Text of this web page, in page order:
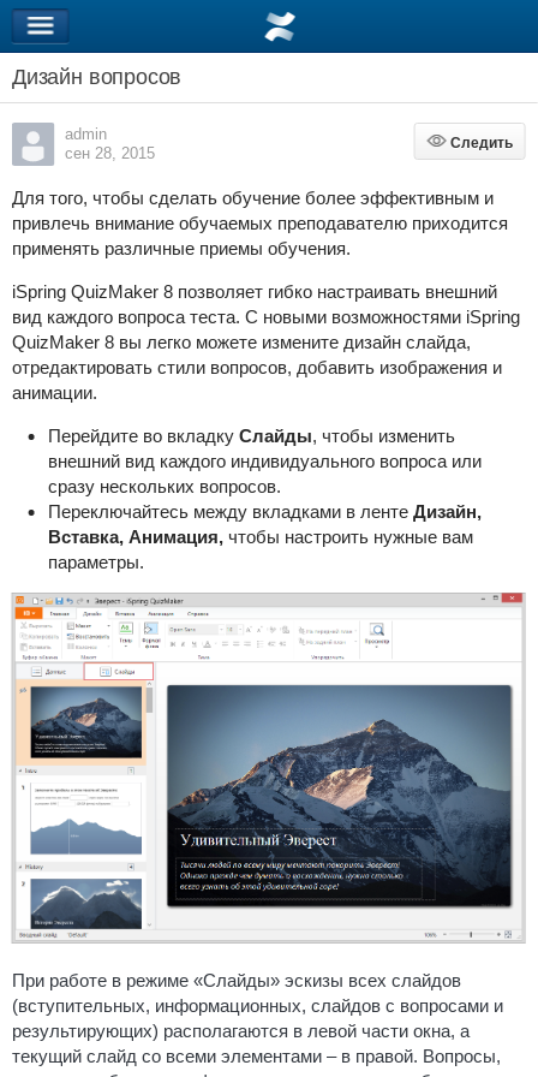
Дизайн вопросов
admin
сен 28, 2015
Следить
Следить
Для того, чтобы сделать обучение более эффективным и
привлечь внимание обучаемых преподавателю приходится
применять различные приемы обучения.
iSpring QuizMaker 8 позволяет гибко настраивать внешний
вид каждого вопроса теста. С новыми возможностями iSpring
QuizMaker 8 вы легко можете измените дизайн слайда,
отредактировать стили вопросов, добавить изображения и
анимации.
Перейдите во вкладку Слайды, чтобы изменить
внешний вид каждого индивидуального вопроса или
сразу нескольких вопросов.
Переключайтесь между вкладками в ленте Дизайн,
Вставка, Анимация,чтобы настроить нужные вам
параметры.
При работе в режиме «Слайды»эскизы всех слайдов
(вступительных, информационных, слайдов с вопросами и
результирующих) располагаются в левой части окна, а
текущий слайд со всеми элементами – в правой. Вопросы,